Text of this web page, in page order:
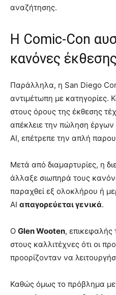
αναζήτησης.
Η Comic-Con
κανόνες έκθεσης
Παράλληλα, η San Diego
αντιμέτωπη με κατηγορίες.
στους όρους της έκθεσης
απέκλειε την πώληση
AI, επέτρεπε την απλή
Μετά από διαμαρτυρίες, η
άλλαξε σιωπηρά τους
παραχθεί εξ ολοκλήρου ή
AI απαγορεύεται γενικά.
Ο Glen Wooten, επικεφαλής
στους καλλιτέχνες ότι οι
προορίζονταν να
Καθώς όμως το πρόβλημα